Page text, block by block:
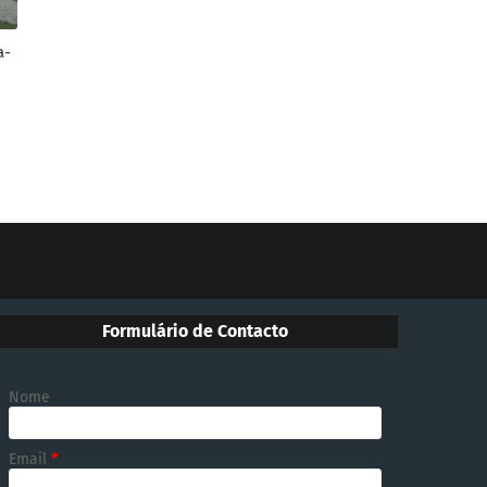
Formulário de Contacto
Nome
Email *